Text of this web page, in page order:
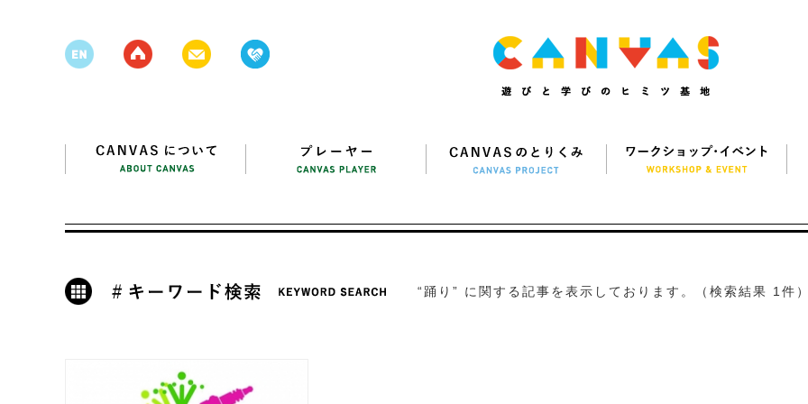
“踊り” に関する記事を表示しております。（検索結果 1件